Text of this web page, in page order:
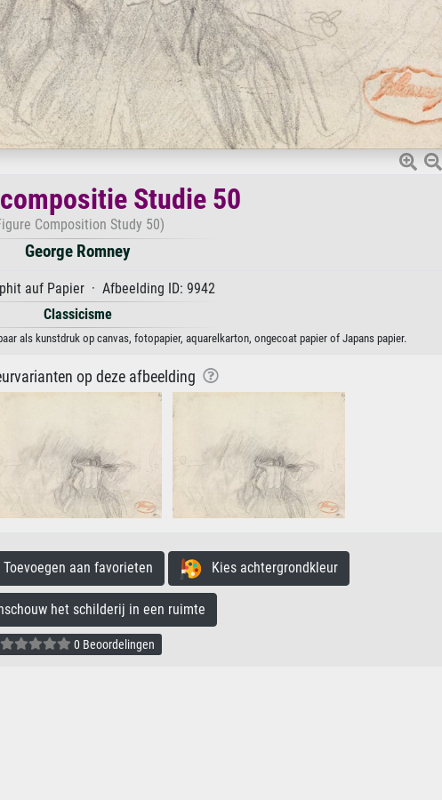
Studie 50
Composition Study 50)
George Romney
auf Papier · Afbeelding ID: 9942
Classicisme
als kunstdruk op canvas, fotopapier, aquarelkarton, ongecoat papier of Japans papier.
op deze afbeelding
Toevoegen aan favorieten Kies achtergrondkleur
het schilderij in een ruimte
0 Beoordelingen